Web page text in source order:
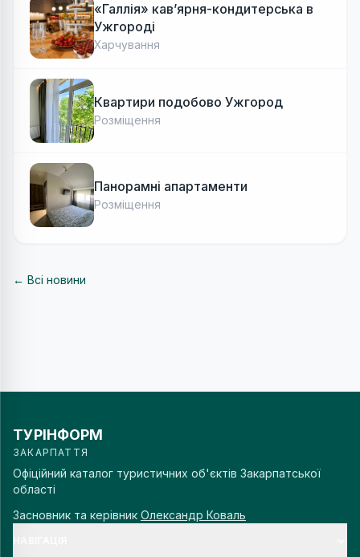
«Галлія» кав’ярня-кондитерська в
Ужгороді
Харчування
Квартири подобово Ужгород
Розміщення
Панорамні апартаменти
Розміщення
← Всі новини
ТУРІНФОРМ
ЗАКАРПАТТЯ
Офіційний каталог туристичних об'єктів Закарпатської
області
Засновник та керівник Олександр Коваль